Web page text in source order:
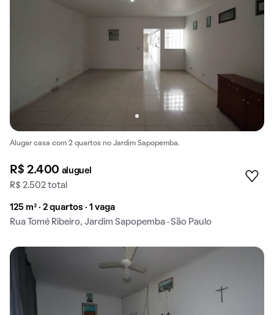
Alugar casa com 2 quartos no Jardim Sapopemba.
R$ 2.400 aluguel
R$ 2.502 total
125 m² · 2 quartos · 1 vaga
Rua Tomé Ribeiro, Jardim Sapopemba · São Paulo